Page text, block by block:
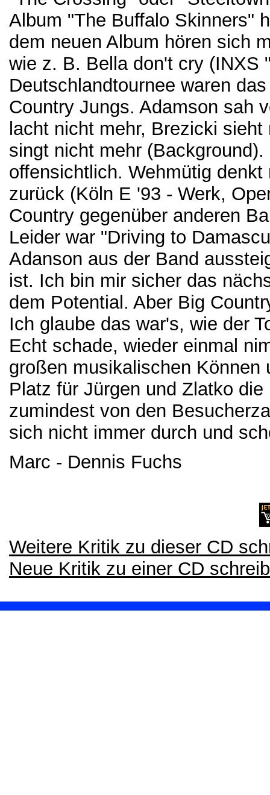
Album "The Buffalo Skinners"
dem neuen Album hören sich
wie z. B. Bella don't cry (INXS
Deutschlandtournee waren
Country Jungs. Adamson sah
lacht nicht mehr, Brezicki
singt nicht mehr
offensichtlich. Wehmütig
zurück (Köln E '93 - Werk,
Country gegenüber anderen
Leider war "Driving to
Adanson aus der Band
ist. Ich bin mir sicher das
dem Potential. Aber Big
Ich glaube das war's, wie der
Echt schade, wieder einmal
großen musikalischen
Platz für Jürgen und Zlatko
zumindest von den
sich nicht immer durch und
Marc - Dennis Fuchs
Weitere Kritik zu dieser CD
Neue Kritik zu einer CD